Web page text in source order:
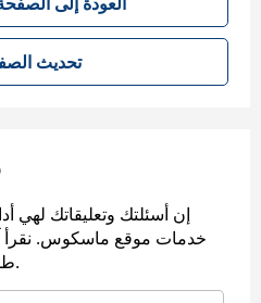
تحديث الصفحة
إن أسئلتك وتعليقاتك لهي
خدمات موقع ماسكوس. نقرأ
طلبكم في أسرع وقت ممكن.